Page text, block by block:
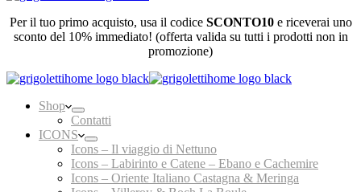
Per il tuo primo acquisto, usa il codice SCONTO10e riceverai uno
sconto del 10% immediato! (offerta valida su tutti i prodotti non in
promozione)
Shop
Contatti
ICONS
Icons – Il viaggio di Nettuno
Icons – Labirinto e Catene – Ebano e Cachemire
Icons – Oriente Italiano Castagna & Meringa